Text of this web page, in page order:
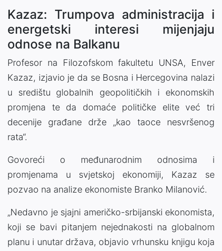
Kazaz: Trumpova administracija i
energetski interesi mijenjaju
odnose na Balkanu
Profesor na Filozofskom fakultetu UNSA, Enver
Kazaz, izjavio je da se Bosna i Hercegovina nalazi
u središtu globalnih geopolitičkih i ekonomskih
promjena te da domaće političke elite već tri
decenije građane drže „kao taoce nesvršenog
rata“.
Govoreći o međunarodnim odnosima i
promjenama u svjetskoj ekonomiji, Kazaz se
pozvao na analize ekonomiste Branko Milanović.
„Nedavno je sjajni američko-srbijanski ekonomista,
koji se bavi pitanjem nejednakosti na globalnom
planu i unutar država, objavio vrhunsku knjigu koja